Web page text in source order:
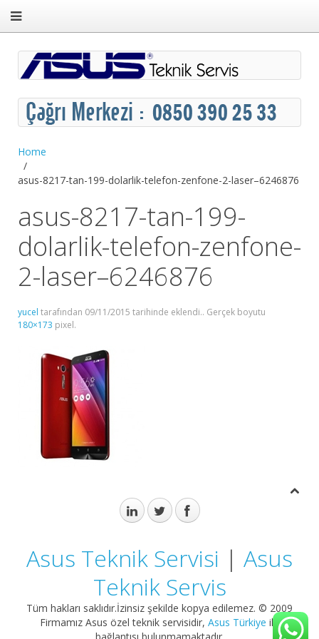
Home
asus-8217-tan-199-dolarlik-telefon-zenfone-2-laser–6246876
asus-8217-tan-199-
dolarlik-telefon-zenfone-
2-laser–6246876
yucel tarafından 09/11/2015 tarihinde eklendi.. Gerçek boyutu
180×173 pixel.
Asus Teknik Servisi | Asus
Teknik Servis
Tüm hakları saklıdır.İzinsiz şekilde kopya edilemez. © 2009
Firmamız Asus özel teknik servisidir, Asus Türkiye ile